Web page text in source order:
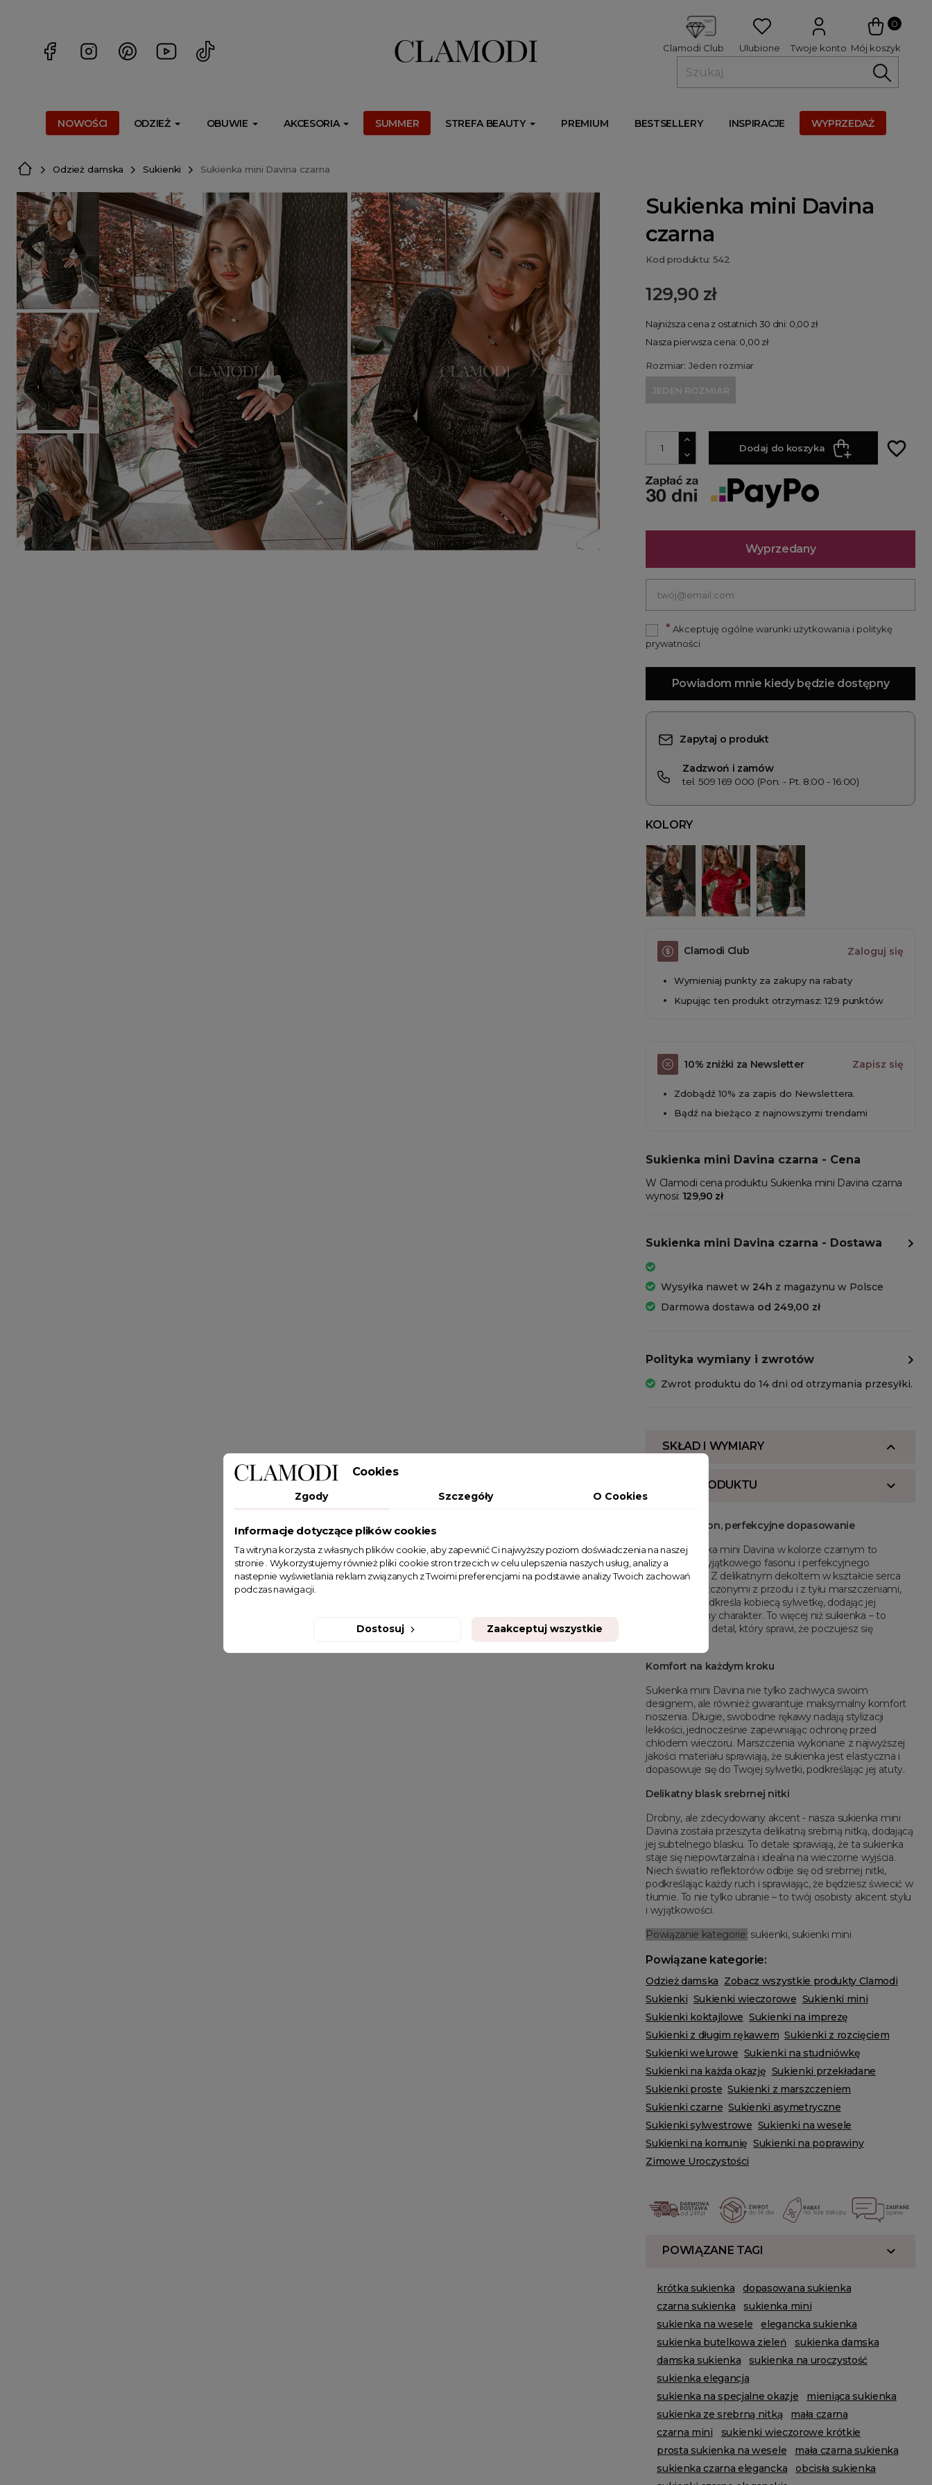
0
Mój koszyk
Twoje konto
Ulubione
Clamodi Club
NOWOŚCI ODZIEŻ OBUWIE AKCESORIA SUMMER STREFA BEAUTY PREMIUM BESTSELLERY INSPIRACJE WYPRZEDAŻ
Odzież damska Sukienki Sukienka mini Davina czarna
Sukienka mini Davina
czarna
Kod produktu: 542
129,90 zł
Najniższa cena z ostatnich 30 dni: 0,00 zł
Nasza pierwsza cena: 0,00 zł
Rozmiar: Jeden rozmiar
JEDEN ROZMIAR
Dodaj do koszyka favorite_border
Wyprzedany
* Akceptuję ogólne warunki użytkowania i politykę
prywatności
Powiadom mnie kiedy będzie dostępny
Zapytaj o produkt
Zadzwoń i zamów
tel. 509 169 000 (Pon. - Pt. 8:00 - 16:00)
KOLORY
Clamodi Club Zaloguj się
Wymieniaj punkty za zakupy na rabaty
Kupując ten produkt otrzymasz: 129 punktów
10% zniżki za Newsletter Zapisz się
Zdobądź 10% za zapis do Newslettera.
Bądź na bieżąco z najnowszymi trendami
Sukienka mini Davina czarna - Cena
W Clamodi cena produktu Sukienka mini Davina czarna
wynosi: 129,90 zł
Sukienka mini Davina czarna - Dostawa
Wysyłka nawet w 24h z magazynu w Polsce
Darmowa dostawa od 249,00 zł
Polityka wymiany i zwrotów
Zwrot produktu do 14 dni od otrzymania przesyłki.
SKŁAD I WYMIARY
OPIS PRODUKTU
Unikalny fason, perfekcyjne dopasowanie
Nasza sukienka mini Davina w kolorze czarnym to
połączenie wyjątkowego fasonu i perfekcyjnego
dopasowania. Z delikatnym dekoltem w kształcie serca
oraz rozmieszczonymi z przodu i z tyłu marszczeniami,
model ten podkreśla kobiecą sylwetkę, dodając jej
niepowtarzalny charakter. To więcej niż sukienka – to
wyrafinowany detal, który sprawi, że poczujesz się
Komfort na każdym kroku
Sukienka mini Davina nie tylko zachwyca swoim
designem, ale również gwarantuje maksymalny komfort
noszenia. Długie, swobodne rękawy nadają stylizacji
lekkości, jednocześnie zapewniając ochronę przed
chłodem wieczoru. Marszczenia wykonane z najwyższej
jakości materiału sprawiają, że sukienka jest elastyczna i
dopasowuje się do Twojej sylwetki, podkreślając jej atuty.
Delikatny blask srebrnej nitki
Drobny, ale zdecydowany akcent - nasza sukienka mini
Davina została przeszyta delikatną srebrną nitką, dodającą
jej subtelnego blasku. To detale sprawiają, że ta sukienka
staje się niepowtarzalna i idealna na wieczorne wyjścia.
Niech światło reflektorów odbije się od srebrnej nitki,
podkreślając każdy ruch i sprawiając, że będziesz świecić w
tłumie. To nie tylko ubranie – to twój osobisty akcent stylu
i wyjątkowości.
Powiązanie kategorie: sukienki, sukienki mini
Powiązane kategorie:
Odzież damska Zobacz wszystkie produkty Clamodi
Sukienki Sukienki wieczorowe Sukienki mini
Sukienki koktajlowe Sukienki na imprezę
Sukienki z długim rękawem Sukienki z rozcięciem
Sukienki welurowe Sukienki na studniówkę
Sukienki na każda okazję Sukienki przekładane
Sukienki proste Sukienki z marszczeniem
Sukienki czarne Sukienki asymetryczne
Sukienki sylwestrowe Sukienki na wesele
Sukienki na komunię Sukienki na poprawiny
Zimowe Uroczystości
POWIĄZANE TAGI
krótka sukienka
dopasowana sukienka
czarna sukienka
sukienka mini
sukienka na wesele
elegancka sukienka
sukienka butelkowa zieleń
sukienka damska
damska sukienka
sukienka na uroczystość
sukienka elegancja
sukienka na specjalne okazje
mieniąca sukienka
sukienka ze srebrną nitką
mała czarna
czarna mini
sukienki wieczorowe krótkie
prosta sukienka na wesele
mała czarna sukienka
sukienka czarna elegancka
obcisła sukienka
Cookies
Zgody Szczegóły O Cookies
Informacje dotyczące plików cookies
Ta witryna korzysta z własnych plików cookie, aby zapewnić Ci najwyższy poziom doświadczenia na naszej
stronie . Wykorzystujemy również pliki cookie stron trzecich w celu ulepszenia naszych usług, analizy a
nastepnie wyświetlania reklam związanych z Twoimi preferencjami na podstawie analizy Twoich zachowań
podczas nawigacji.
Dostosuj Zaakceptuj wszystkie